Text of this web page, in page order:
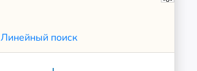
Линейный поиск